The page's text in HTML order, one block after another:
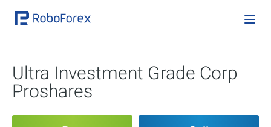
Ultra Investment Grade Corp
Proshares